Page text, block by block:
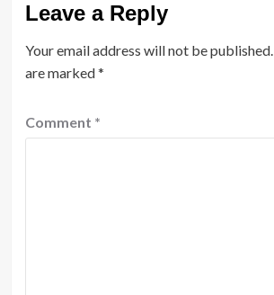
Leave a Reply
Your email address will not be published.
are marked*
Comment *